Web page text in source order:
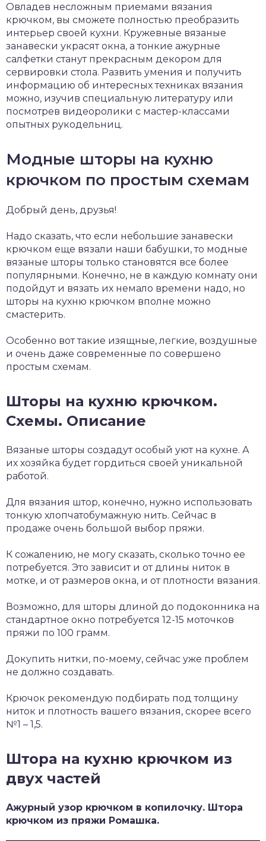
Овладев несложным приемами вязания
крючком, вы сможете полностью преобразить
интерьер своей кухни. Кружевные вязаные
занавески украсят окна, а тонкие ажурные
салфетки станут прекрасным декором для
сервировки стола. Развить умения и получить
информацию об интересных техниках вязания
можно, изучив специальную литературу или
посмотрев видеоролики с мастер-классами
опытных рукодельниц.
Модные шторы на кухню
крючком по простым схемам
Добрый день, друзья!
Надо сказать, что если небольшие занавески
крючком еще вязали наши бабушки, то модные
вязаные шторы только становятся все более
популярными. Конечно, не в каждую комнату они
подойдут и вязать их немало времени надо, но
шторы на кухню крючком вполне можно
смастерить.
Особенно вот такие изящные, легкие, воздушные
и очень даже современные по совершено
простым схемам.
Шторы на кухню крючком.
Схемы. Описание
Вязаные шторы создадут особый уют на кухне. А
их хозяйка будет гордиться своей уникальной
работой.
Для вязания штор, конечно, нужно использовать
тонкую хлопчатобумажную нить. Сейчас в
продаже очень большой выбор пряжи.
К сожалению, не могу сказать, сколько точно ее
потребуется. Это зависит и от длины ниток в
мотке, и от размеров окна, и от плотности вязания.
Возможно, для шторы длиной до подоконника на
стандартное окно потребуется 12-15 моточков
пряжи по 100 грамм.
Докупить нитки, по-моему, сейчас уже проблем
не должно создавать.
Крючок рекомендую подбирать под толщину
ниток и плотность вашего вязания, скорее всего
№1 – 1,5.
Штора на кухню крючком из
двух частей
Ажурный узор крючком в копилочку. Штора
крючком из пряжи Ромашка.